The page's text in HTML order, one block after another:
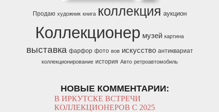
Продаю художник книга коллекция аукцион
Коллекционер музей картина
выставка фарфор фото вов искусство антиквариат
коллекционирование история Авто ретроавтомобиль
НОВЫЕ КОММЕНТАРИИ:
В ИРКУТСКЕ ВСТРЕЧИ
КОЛЛЕКЦИОНЕРОВ С 2025